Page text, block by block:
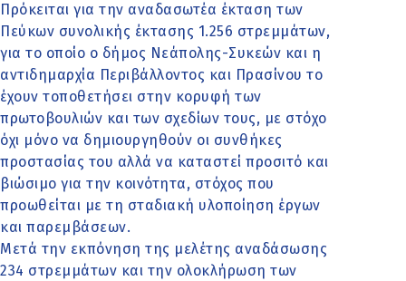
Πρόκειται για την αναδασωτέα έκταση των
Πεύκων συνολικής έκτασης 1.256 στρεμμάτων,
για το οποίο ο δήμος Νεάπολης-Συκεών και η
αντιδημαρχία Περιβάλλοντος και Πρασίνου το
έχουν τοποθετήσει στην κορυφή των
πρωτοβουλιών και των σχεδίων τους, με στόχο
όχι μόνο να δημιουργηθούν οι συνθήκες
προστασίας του αλλά να καταστεί προσιτό και
βιώσιμο για την κοινότητα, στόχος που
προωθείται με τη σταδιακή υλοποίηση έργων
και παρεμβάσεων.
Μετά την εκπόνηση της μελέτης αναδάσωσης
234 στρεμμάτων και την ολοκλήρωση των